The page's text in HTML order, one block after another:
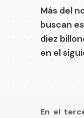
Más del
buscan
diez
en el
En el